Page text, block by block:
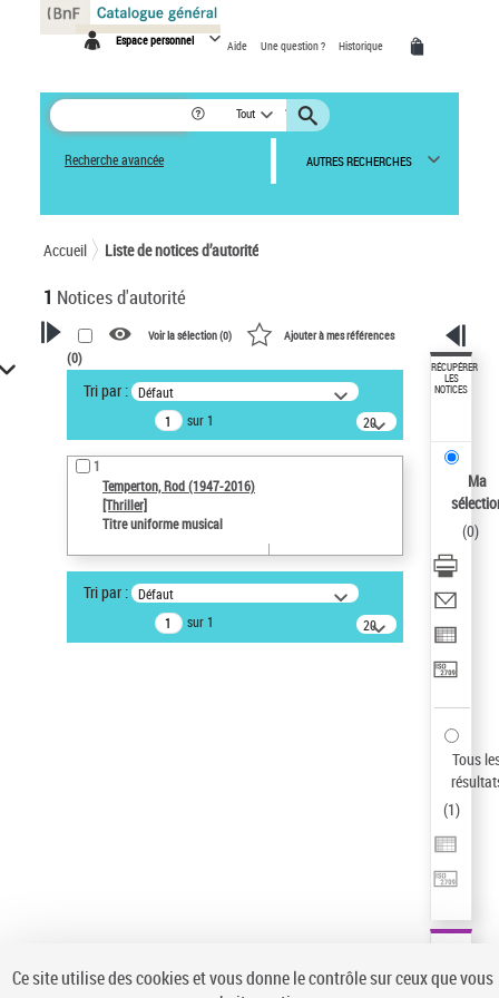
Espace personnel Aide Une question ? Historique
Tout
Recherche avancée AUTRES RECHERCHES
Accueil Liste de notices d’autorité
1 Notices d'autorité
VOTRE RECHERCHE
Recherche avancée dans les
notices d’autorité
Œuvres liées à l'auteur :
Temperton, Rod (1947-2016)
Auteur d’œuvre
Type de notice d'autorité
Titre uniforme musical
Statut de la notice d’autorité
Voir la sélection (0) Ajouter à mes références
(0)
Tri par : Défaut
sur 1
20
résultats/page
1
Temperton, Rod (1947-2016)
[Thriller]
Titre uniforme musical
Tri par : Défaut
sur 1
20
résultats/page
RÉCUPÉRER
LES
NOTICES
Ma
(0)
Tous
(1)
Panneau de gestion des cookies
Ce site utilise des cookies et vous donne le contrôle sur ceux que vous